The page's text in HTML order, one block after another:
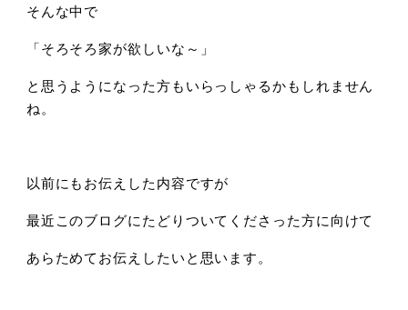
そんな中で
「そろそろ家が欲しいな～」
と思うようになった方もいらっしゃるかもしれません
ね。
以前にもお伝えした内容ですが
最近このブログにたどりついてくださった方に向けて
あらためてお伝えしたいと思います。